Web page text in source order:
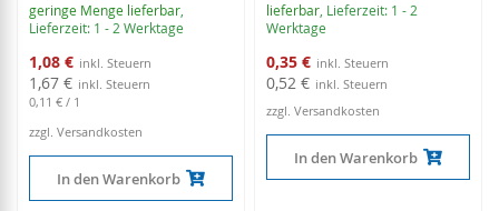
geringe Menge lieferbar
Lieferzeit: 1 - 2 Werktage
Sonderangebot
1,08 €
1,67 €
0,11 € / 1
zzgl. Versandkosten
In den Warenkorb
lieferbar , Lieferzeit: 1 - 2
Werktage
Sonderangebot
0,35 €
0,52 €
zzgl. Versandkosten
In den Warenkorb